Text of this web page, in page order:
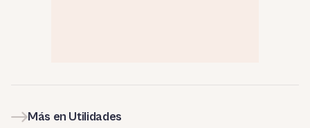
Más en Utilidades